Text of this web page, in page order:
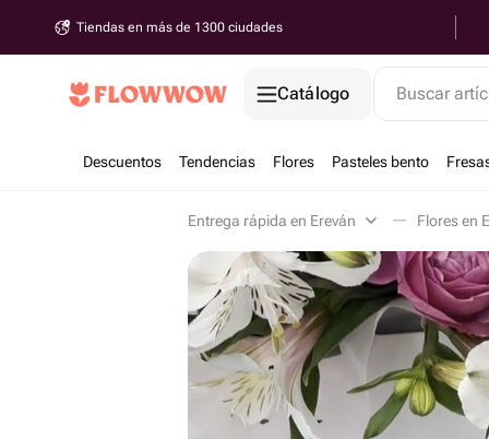
Tiendas en más de 1300 ciudades
Catálogo Buscar
Descuentos Tendencias Flores Pasteles bento
Entrega rápida en Ereván Flores en